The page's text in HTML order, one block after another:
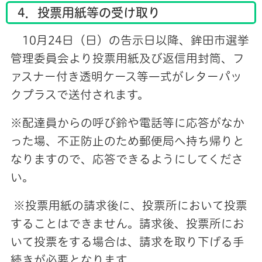
4．投票用紙等の受け取り
10月24日（日）の告示日以降、鉾田市選挙
管理委員会より投票用紙及び返信用封筒、フ
ァスナー付き透明ケース等一式がレターパッ
クプラスで送付されます。
※配達員からの呼び鈴や電話等に応答がなか
った場、不正防止のため郵便局へ持ち帰りと
なりますので、応答できるようにしてくださ
い。
※投票用紙の請求後に、投票所において投票
することはできません。請求後、投票所にお
いて投票をする場合は、請求を取り下げる手